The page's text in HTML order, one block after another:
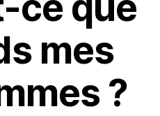
mes
?